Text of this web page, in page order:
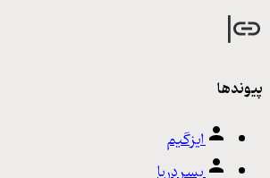
پیوندها
ایزگیم